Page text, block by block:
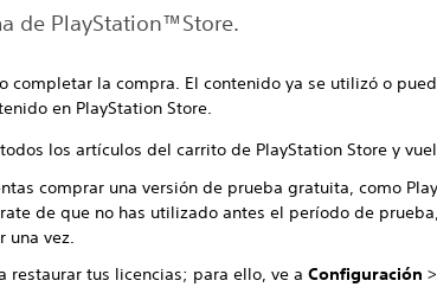
de PlayStation™Store.
completar la compra. El contenido ya se utilizó o
en PlayStation Store.
los artículos del carrito de PlayStation Store y
comprar una versión de prueba gratuita, como
de que no has utilizado antes el período de
una vez.
restaurar tus licencias; para ello, ve aConfiguración